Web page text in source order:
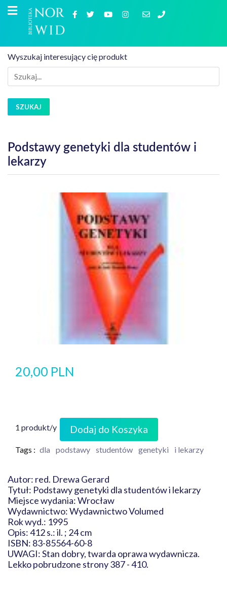
Wyszukaj interesujący cię produkt
SZUKAJ
Podstawy genetyki dla studentów i
lekarzy
20,00 PLN
1 produkt/y Dodaj do Koszyka
Tags : dla podstawy studentów genetyki i lekarzy
Autor: red. Drewa Gerard
Tytuł: Podstawy genetyki dla studentów i lekarzy
Miejsce wydania: Wrocław
Wydawnictwo: Wydawnictwo Volumed
Rok wyd.: 1995
Opis: 412 s.: il. ; 24 cm
ISBN: 83-85564-60-8
UWAGI: Stan dobry, twarda oprawa wydawnicza.
Lekko pobrudzone strony 387 - 410.